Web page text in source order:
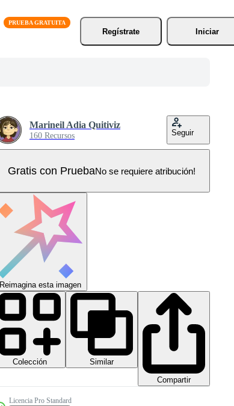
Regístrate
Iniciar
Marineil Adia Quitiviz
160 Recursos Seguir
Gratis con PruebaNo se requiere atribución!
Reimagina esta imagen
Colección
Similar
Compartir
Licencia Pro Standard